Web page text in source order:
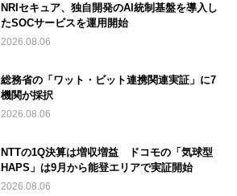
NRIセキュア、独自開発のAI統制基盤を導入し
たSOCサービスを運用開始
2026.08.06
総務省の「ワット・ビット連携関連実証」に7
機関が採択
2026.08.06
NTTの1Q決算は増収増益 ドコモの「気球型
HAPS」は9月から能登エリアで実証開始
2026.08.06